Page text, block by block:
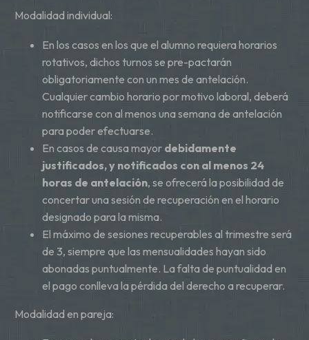
Modalidad individual:
En los casos en los que el alumno requiera horarios
rotativos, dichos turnos se pre-pactarán
obligatoriamente con un mes de antelación.
Cualquier cambio horario por motivo laboral, deberá
notificarse con al menos una semana de antelación
para poder efectuarse.
En casos de causa mayor debidamente
justificados, y notificados con al menos 24
horas de antelación, se ofrecerá la posibilidad de
concertar una sesión de recuperación en el horario
designado para la misma.
El máximo de sesiones recuperables al trimestre será
de 3, siempre que las mensualidades hayan sido
abonadas puntualmente. La falta de puntualidad en
el pago conlleva la pérdida del derecho a recuperar.
Modalidad en pareja: